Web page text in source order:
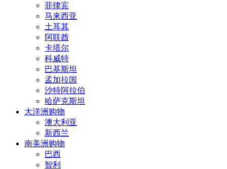
菲律宾
马来西亚
土耳其
阿联酋
卡塔尔
科威特
巴基斯坦
孟加拉国
沙特阿拉伯
哈萨克斯坦
大洋洲购物
澳大利亚
新西兰
南美洲购物
巴西
智利